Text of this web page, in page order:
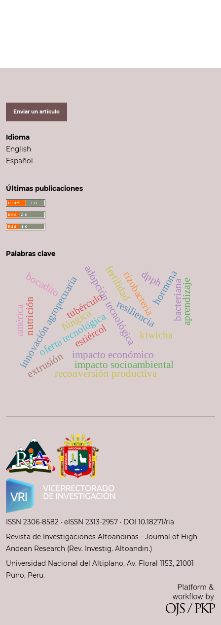
Enviar un artículo
Idioma
English
Español
Últimas publicaciones
Palabras clave
adopción tecnológica
oferta tecnológicaimpacto económico
impacto socioambiental
innovación agropecuaria resiliencia
reconversión productiva
rizobacteria
nutrición tubérculo hormona
kiwicha
bocadito
extrusión
estiércol
bacteriana
fúngica
fertilidad aprendizaje
dpph
américa
ISSN 2306-8582 · eISSN 2313-2957 · DOI 10.18271/ria
Revista de Investigaciones Altoandinas - Journal of High
Andean Research (Rev. Investig. Altoandin.)
Universidad Nacional del Altiplano, Av. Floral 1153, 21001
Puno, Peru.